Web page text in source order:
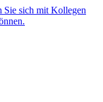
Sie sich mit Kollegen